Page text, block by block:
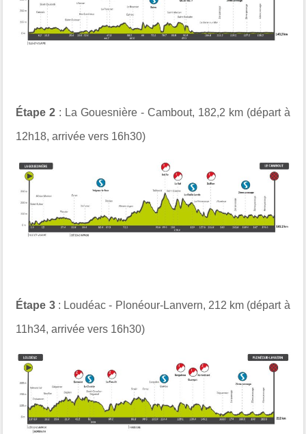
Étape 2 : La Gouesnière - Cambout, 182,2 km (départ à
12h18, arrivée vers 16h30)
Étape 3: Loudéac - Plonéour-Lanvern, 212 km (départ à
11h34, arrivée vers 16h30)